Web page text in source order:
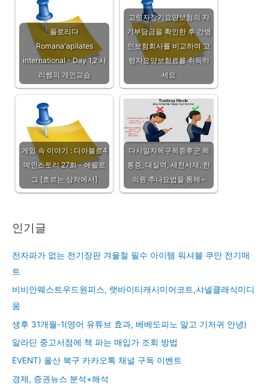
플로리다
Romana'apilates
international - Day 1,2 샤
리쌤의 개인교습
고령자장기요양보험의 자
기부담금을 확인한 후 간병
인보험회사를 비교하여 고
령자요양보험료를 취득하
세요
게임 속 이야기 : 디아블로4
메인스토리 27화 - 에필로
그 [흐르는 상처에서]
다사일자목구목증후군 목
통증, 대실역, 새천서재, 한
의원 추나요법을 통해~
인기글
전자파가 없는 전기장판 겨울철 필수 아이템 워셔블 쿠만 전기매
트
비비안웨스트우드원피스, 랫바이티캐시미어코트,샤넬클래식미디
움
생후 31개월-1(영어 유튜브 효과, 베베도피노 말고 기저귀 안녕)
알라딘 중고서점에 책 파는 매입가 조회 방법
EVENT) 울산 북구 카카오톡 채널 구독 이벤트
경제, 증권뉴스 분석+해석